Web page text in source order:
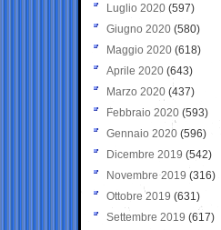
Luglio 2020 (597)
Giugno 2020 (580)
Maggio 2020 (618)
Aprile 2020 (643)
Marzo 2020 (437)
Febbraio 2020 (593)
Gennaio 2020 (596)
Dicembre 2019 (542)
Novembre 2019 (316)
Ottobre 2019 (631)
Settembre 2019 (617)